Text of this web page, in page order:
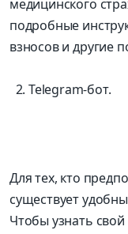
медицинского
подробные
взносов и другие
Telegram-бот.
Для тех, кто
существует
Чтобы узнать свой